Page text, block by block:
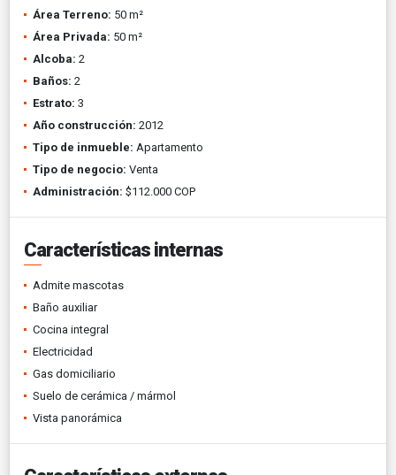
Área Terreno: 50 m²
Área Privada: 50 m²
Alcoba: 2
Baños: 2
Estrato: 3
Año construcción: 2012
Tipo de inmueble: Apartamento
Tipo de negocio: Venta
Administración: $112.000 COP
Características internas
Admite mascotas
Baño auxiliar
Cocina integral
Electricidad
Gas domiciliario
Suelo de cerámica / mármol
Vista panorámica